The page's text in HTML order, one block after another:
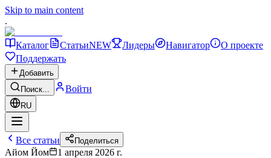
Skip to main content
.
Каталог СтатьиNEW Лидеры Навигатор
О проекте
Поддержать
Добавить
Поиск...
Войти
RU
Все статьи Поделиться
Айом Йом 1 апреля 2026 г.